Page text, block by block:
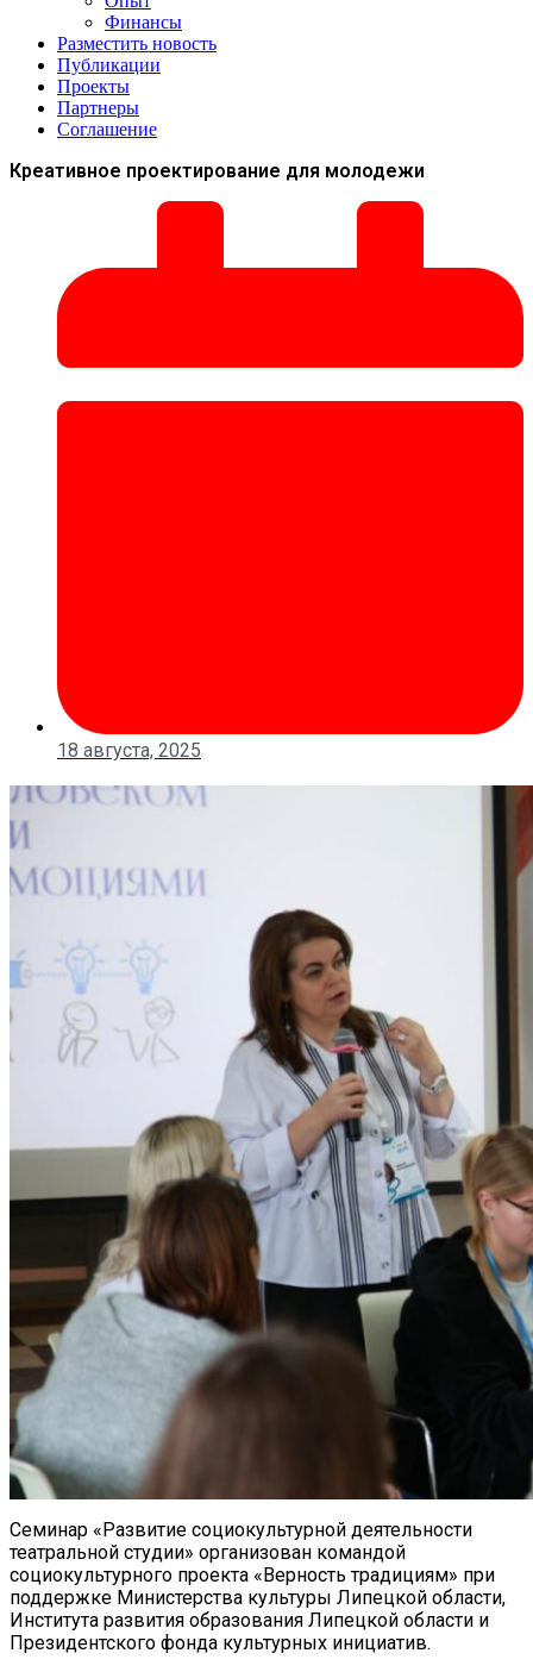
Финансы
Разместить новость
Публикации
Проекты
Партнеры
Соглашение
Креативное проектирование для молодежи
18 августа, 2025
Семинар «Развитие социокультурной деятельности
театральной студии» организован командой
социокультурного проекта «Верность традициям» при
поддержке Министерства культуры Липецкой области,
Института развития образования Липецкой области и
Президентского фонда культурных инициатив.